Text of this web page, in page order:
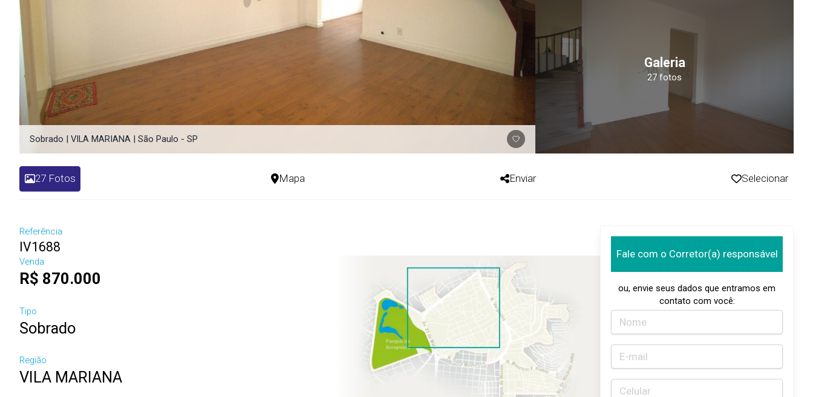
Sobrado | VILA MARIANA | São Paulo - SP
Galeria
27 fotos
27 Fotos Mapa Enviar Selecionar
Referência
IV1688
Venda
R$ 870.000
Tipo
Sobrado
Região
VILA MARIANA
Fale com o Corretor(a) responsável
ou, envie seus dados que entramos em
contato com você: